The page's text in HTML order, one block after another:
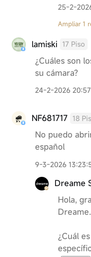
25-2-
Ampliar 1
lamiski 17 Piso
¿Cuáles son
su cámara?
24-2-2026
NF681717 18
No puedo
español
9-3-2026
Dreame
Hola,
Dreame.
¿Cuál